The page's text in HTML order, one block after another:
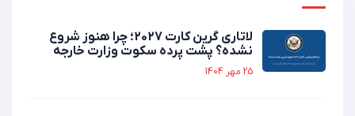
لاتاری گرین کارت 2027؛ چرا هنوز شروع
نشده؟ پشت پرده سکوت وزارت خارجه
25 مهر 1404